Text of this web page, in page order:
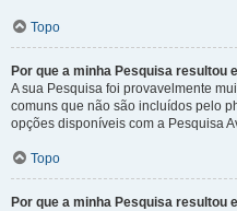
Topo
Por que a minha Pesquisa resultou
A sua Pesquisa foi provavelmente
comuns que não são incluídos pelo
opções disponíveis com a Pesquisa
Topo
Por que a minha Pesquisa resultou